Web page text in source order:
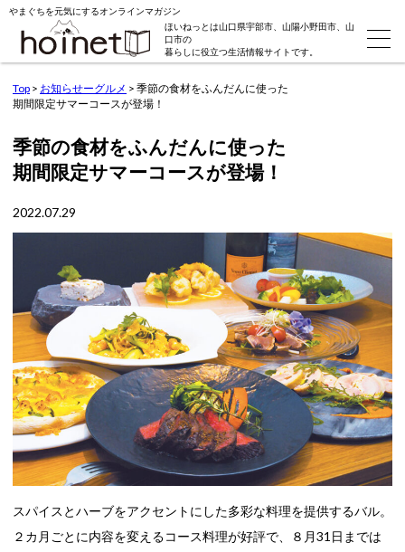
やまぐちを元気にするオンラインマガジン
ほいねっとは山口県宇部市、山陽小野田市、山
口市の
暮らしに役立つ生活情報サイトです。
Top > お知らせーグルメ > 季節の食材をふんだんに使った
期間限定サマーコースが登場！
季節の食材をふんだんに使った
期間限定サマーコースが登場！
2022.07.29
スパイスとハーブをアクセントにした多彩な料理を提供するバル。
２カ月ごとに内容を変えるコース料理が好評で、８月31日までは